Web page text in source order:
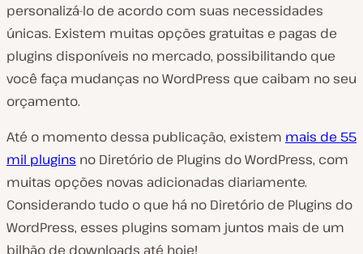
personalizá-lo de acordo com suas necessidades
únicas. Existem muitas opções gratuitas e pagas de
plugins disponíveis no mercado, possibilitando que
você faça mudanças no WordPress que caibam no seu
orçamento.
Até o momento dessa publicação, existem mais de 55
mil plugins no Diretório de Plugins do WordPress, com
muitas opções novas adicionadas diariamente.
Considerando tudo o que há no Diretório de Plugins do
WordPress, esses plugins somam juntos mais de um
bilhão de downloads até hoje!